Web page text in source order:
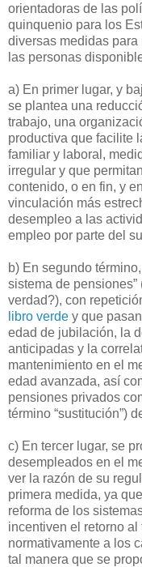
orientadoras de las
quinquenio para los
diversas medidas
las personas
a) En primer lugar, y
se plantea una
trabajo, una
productiva que facilite
familiar y laboral,
irregular y que
contenido, o en fin, y
vinculación más
desempleo a las
empleo por parte del
b) En segundo
sistema de
verdad?), con
libro verde y que
edad de jubilación, la
anticipadas y la
mantenimiento en el
edad avanzada, así
pensiones privados
término “sustitución”)
c) En tercer lugar, se
desempleados en el
ver la razón de su
primera medida, ya
reforma de los
incentiven el retorno
normativamente a los
tal manera que se